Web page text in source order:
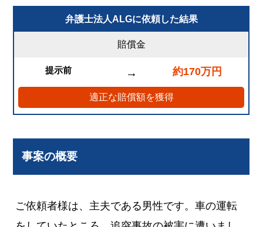
弁護士法人ALGに依頼した結果
賠償金
提示前 → 約170万円
適正な賠償額を獲得
事案の概要
ご依頼者様は、主夫である男性です。車の運転